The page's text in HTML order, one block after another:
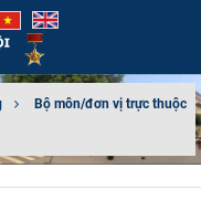
Bộ môn/đơn vị trực thuộc